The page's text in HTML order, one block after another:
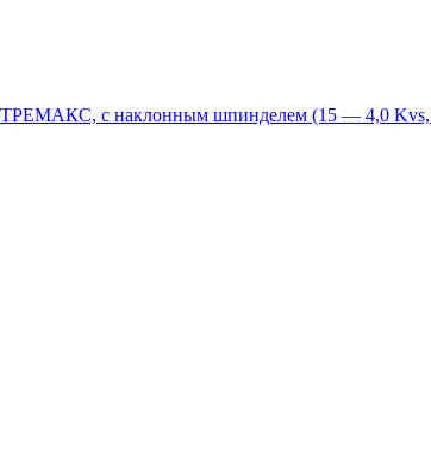
с наклонным шпинделем (15 — 4,0 Kvs,